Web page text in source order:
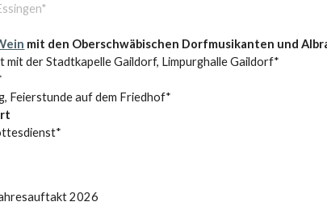
mit den Oberschwäbischen Dorfmusikanten und
mit der Stadtkapelle Gaildorf, Limpurghalle Gaildorf*
Feierstunde auf dem Friedhof*
2026